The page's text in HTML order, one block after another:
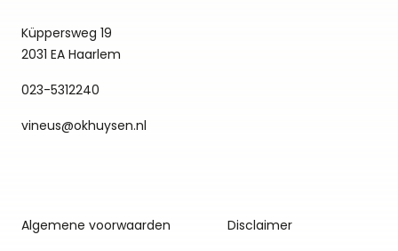
Küppersweg 19
2031 EA Haarlem
023-5312240
vineus@okhuysen.nl
Algemene voorwaarden Disclaimer